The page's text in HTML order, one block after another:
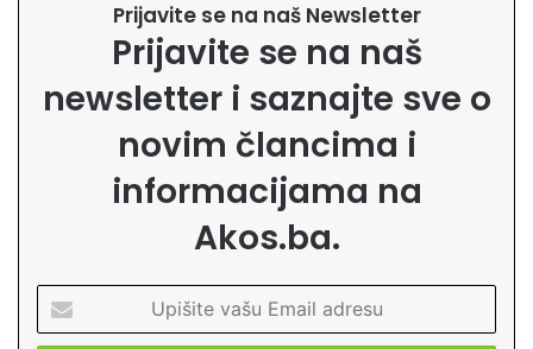
Prijavite se na naš Newsletter
Prijavite se na naš
newsletter i saznajte sve o
novim člancima i
informacijama na
Akos.ba.